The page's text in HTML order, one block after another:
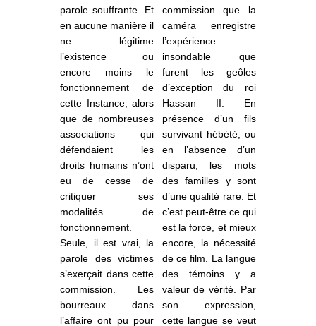
parole souffrante. Et
en aucune manière il
ne légitime
l’existence ou
encore moins le
fonctionnement de
cette Instance,alors
que de nombreuses
associations qui
défendaient les
droits humains n’ont
eu de cesse de
critiquer ses
modalités de
fonctionnement.
Seule, il est vrai, la
parole des victimes
s’exerçait dans cette
commission. Les
bourreaux dans
l’affaire ont pu pour
commission que la
caméra enregistre
l’expérience
insondable que
furent les geôles
d’exception du roi
Hassan II. En
présence d’un fils
survivant hébété, ou
en l’absence d’un
disparu, les mots
des familles y sont
d’une qualité rare. Et
c’est peut-être ce qui
est la force, et mieux
encore, la nécessité
de ce film. La langue
des témoins y a
valeur de vérité. Par
son expression,
cette langue se veut